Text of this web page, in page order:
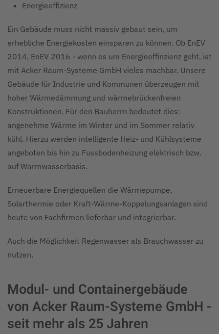
Energieeffizienz
Ein Gebäude muss nicht massiv gebaut sein, um
erhebliche Energiekosten einsparen zu können. Ob EnEV
2014, EnEV 2016 - wenn es um Energieeffinzienz geht, ist
mit Acker Raum-Systeme GmbH vieles machbar. Unsere
Gebäude für Industrie und Kommunen überzeugen mit
hoher Wärmedämmung und wärmebrückenfreien
Konstruktionen. Für den Bauherrn bedeutet dies:
angenehme Wärme im Winter und im Sommer relativ
kühl. Hierzu werden intelligente Heiz- und Kühlsysteme
angeboten bis hin zu Fussbodenheizung elektrisch bzw.
auf Warmwasserbasis.
Erneuerbare Energiequellen die Wärmepumpe,
Solarthermie oder Kraft-Wärme-Koppelungsanlagen sind
heute von Fachfirmen lieferbar und integrierbar.
Auch die Möglichkeit Regenwasser als Brauchwasser zu
nutzen.
Modul- und Containergebäude
von Acker Raum-Systeme GmbH -
seit mehr als 25 Jahren